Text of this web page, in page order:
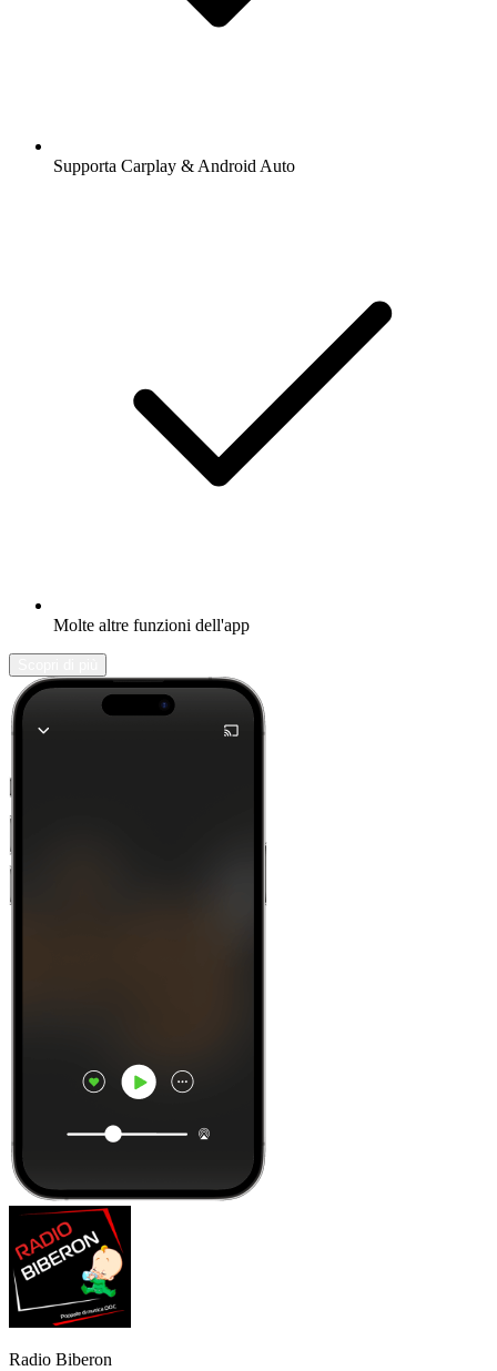
Supporta Carplay & Android Auto
Molte altre funzioni dell'app
Radio Biberon